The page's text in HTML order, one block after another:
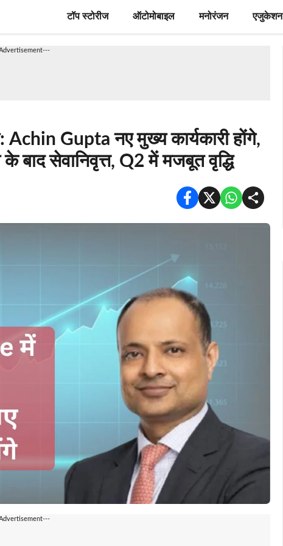
टॉप स्टोरीज ऑटोमोबाइल मनोरंजन एजुकेशन
Gupta नए मुख्य कार्यकारी होंगे,
सेवानिवृत्त, Q2 में मजबूत वृद्धि